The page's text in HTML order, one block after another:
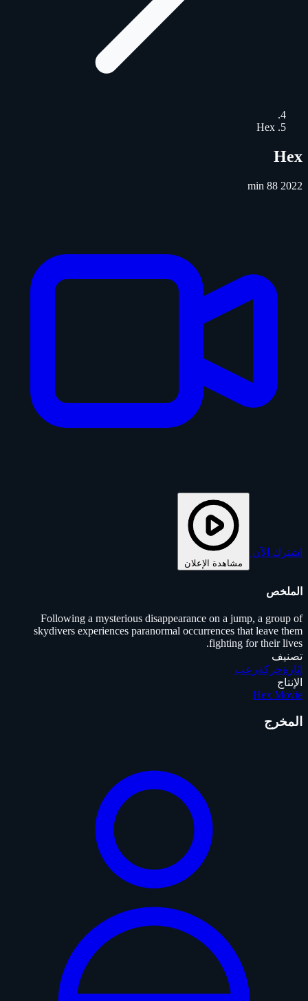
Hex
Hex
2022
88 min
اشترك الآن
مشاهدة الإعلان
الملخص
Following a mysterious disappearance on a jump, a group of
skydivers experiences paranormal occurrences that leave them
fighting for their lives.
تصنيف
إثارةحركةرعب
الإنتاج
Hex Movie
المخرج